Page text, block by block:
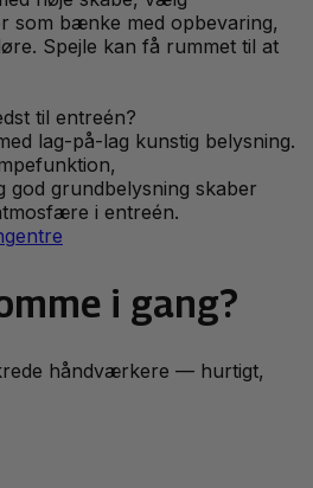
som bænke med opbevaring,
Spejle kan få rummet til at
til entreén?
lag-på-lag kunstig belysning.
god grundbelysning skaber
i entreén.
entre
i gang?
håndværkere — hurtigt,